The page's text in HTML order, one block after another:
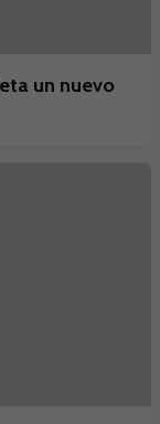
un nuevo